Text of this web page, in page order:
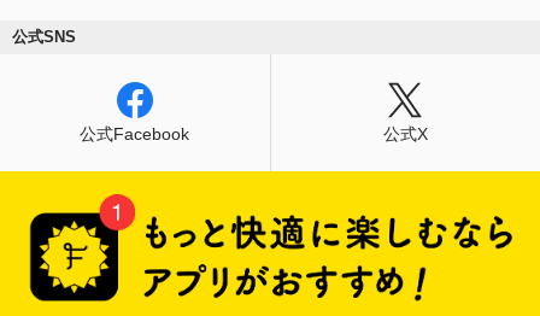
公式SNS
公式Facebook 公式X